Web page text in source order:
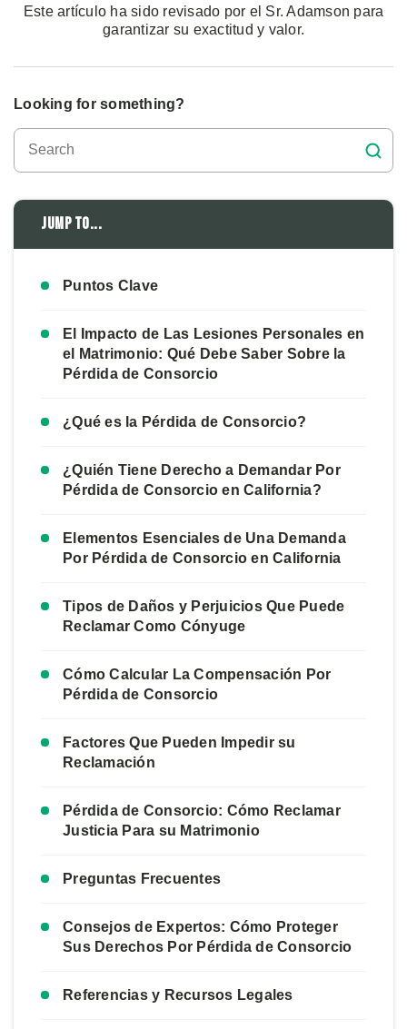
Este artículo ha sido revisado por el Sr. Adamson para
garantizar su exactitud y valor.
Looking for something?
Jump to...
Puntos Clave
El Impacto de Las Lesiones Personales en
el Matrimonio: Qué Debe Saber Sobre la
Pérdida de Consorcio
¿Qué es la Pérdida de Consorcio?
¿Quién Tiene Derecho a Demandar Por
Pérdida de Consorcio en California?
Elementos Esenciales de Una Demanda
Por Pérdida de Consorcio en California
Tipos de Daños y Perjuicios Que Puede
Reclamar Como Cónyuge
Cómo Calcular La Compensación Por
Pérdida de Consorcio
Factores Que Pueden Impedir su
Reclamación
Pérdida de Consorcio: Cómo Reclamar
Justicia Para su Matrimonio
Preguntas Frecuentes
Consejos de Expertos: Cómo Proteger
Sus Derechos Por Pérdida de Consorcio
Referencias y Recursos Legales